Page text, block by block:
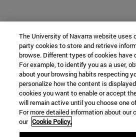
The University of Navarra website uses
party cookies to store and retrieve
browse. Different types of cookies have
For example, to identify you as a user,
about your browsing habits respecting
personalize how the content is
cookies you want to enable or accept
will remain active until you choose one
For more detailed information about our
our Cookie Policy.